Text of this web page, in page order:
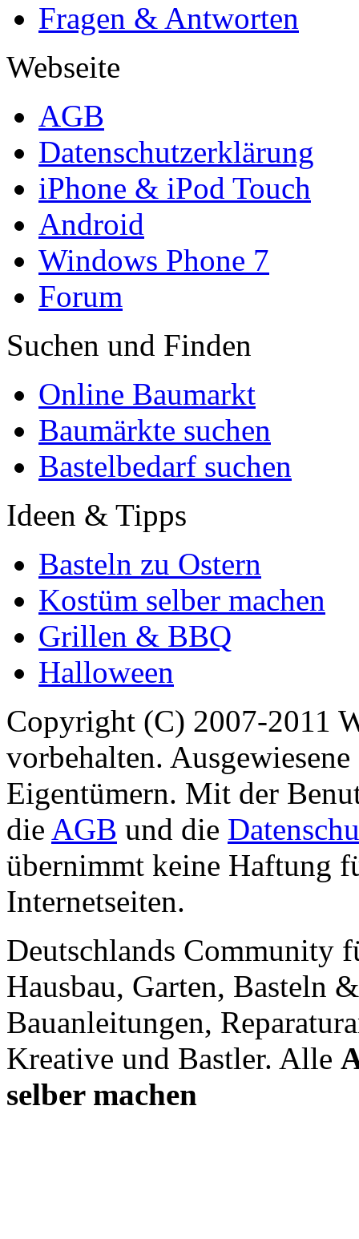
Fragen & Antworten
Webseite
AGB
Datenschutzerklärung
iPhone & iPod Touch
Android
Windows Phone 7
Forum
Suchen und Finden
Online Baumarkt
Baumärkte suchen
Bastelbedarf suchen
Ideen & Tipps
Basteln zu Ostern
Kostüm selber machen
Grillen & BBQ
Halloween
Copyright (C) 2007-2011
vorbehalten.
Eigentümern. Mit der
die AGB und die
übernimmt keine Haftung
Internetseiten.
Deutschlands Community
Hausbau, Garten, Basteln
Bauanleitungen,
Kreative und Bastler. Alle
selber machen